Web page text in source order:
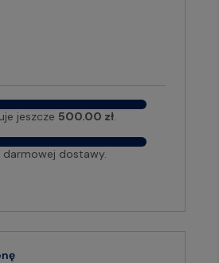
jeszcze 500.00 zł.
dostawy.